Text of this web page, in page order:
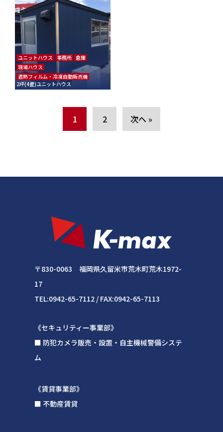
ユニットハウス 事務所 倉庫
現場ハウス
遮熱フィルム・冷凍自動販売機
2坪(4畳)ユニットハウス
1 2 次へ »
〒830-0063 福岡県久留米市荒木町荒木1972-
17
TEL:0942-65-7112 / FAX:0942-65-7113
《セキュリティー事業部》
■ 防犯カメラ販売・設置・自主機械警備システ
ム
《賃貸事業部》
■ 不動産賃貸